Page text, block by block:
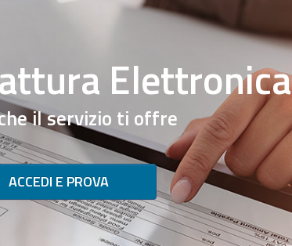
Elettronica
il servizio ti offre
ACCEDI E PROVA